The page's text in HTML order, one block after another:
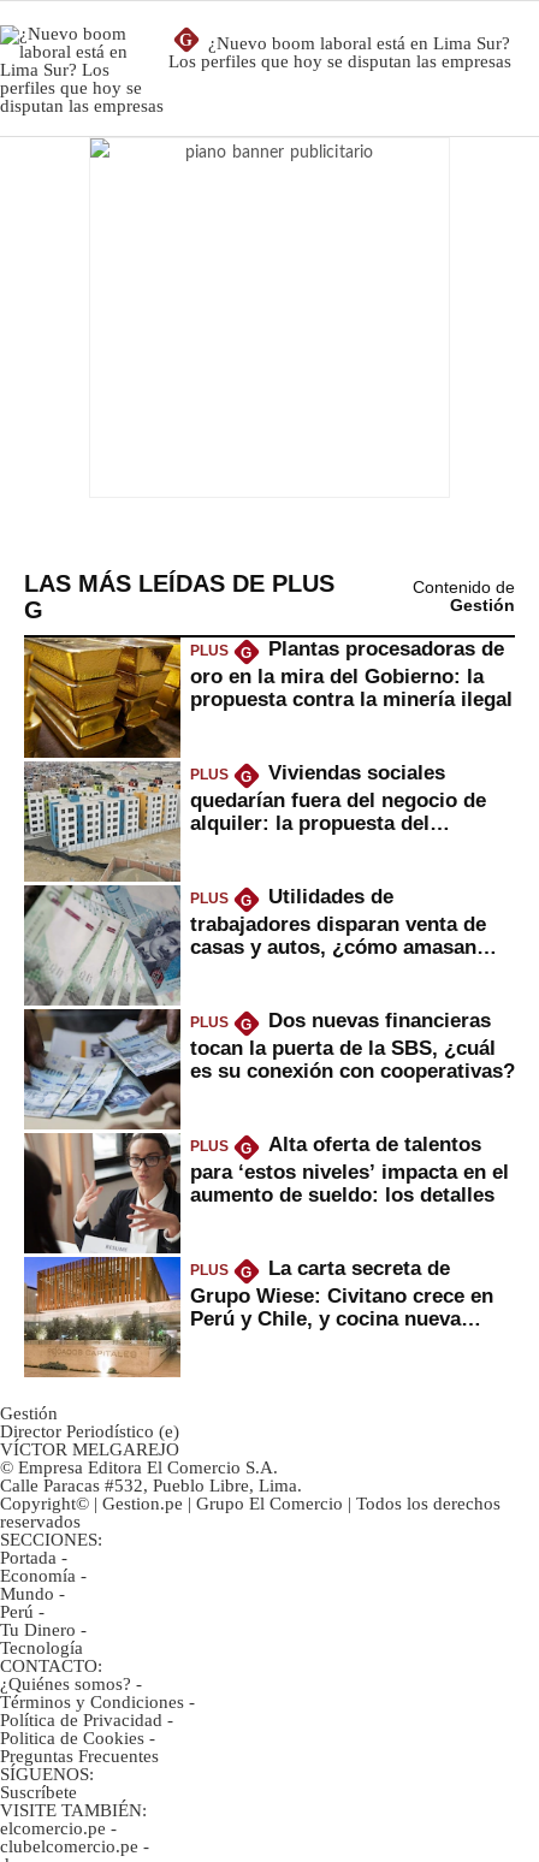
G
¿Nuevo boom laboral está en Lima Sur?
Los perfiles que hoy se disputan las empresas
LAS MÁS LEÍDAS DE PLUS
G
Contenido de
Gestión
PLUS G
Plantas procesadoras de
oro en la mira del Gobierno: la
propuesta contra la minería ilegal
PLUS G
Viviendas sociales
quedarían fuera del negocio de
alquiler: la propuesta del
PLUS G
Utilidades de
trabajadores disparan venta de
casas y autos, ¿cómo amasan
PLUS G
Dos nuevas financieras
tocan la puerta de la SBS, ¿cuál
es su conexión con cooperativas?
PLUS G
Alta oferta de talentos
para ‘estos niveles’ impacta en el
aumento de sueldo: los detalles
PLUS G
La carta secreta de
Grupo Wiese: Civitano crece en
Perú y Chile, y cocina nueva
Gestión
Director Periodístico (e)
VÍCTOR MELGAREJO
© Empresa Editora El Comercio S.A.
Calle Paracas #532, Pueblo Libre, Lima.
Copyright© | Gestion.pe | Grupo El Comercio | Todos los derechos
reservados
SECCIONES:
Portada -
Economía -
Mundo -
Perú -
Tu Dinero -
Tecnología
CONTACTO:
¿Quiénes somos? -
Términos y Condiciones -
Política de Privacidad -
Politica de Cookies -
Preguntas Frecuentes
SÍGUENOS:
Suscríbete
VISITE TAMBIÉN:
elcomercio.pe -
clubelcomercio.pe -